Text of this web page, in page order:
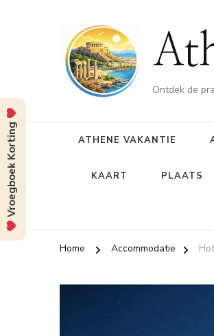
Ontdek de
ATHENE VAKANTIE
KAART PLAATS
Home Accommodatie
Vroegboek Korting